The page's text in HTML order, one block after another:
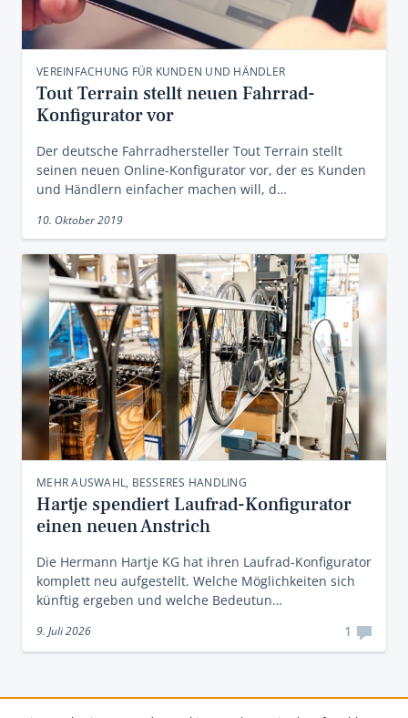
VEREINFACHUNG FÜR KUNDEN UND HÄNDLER
Tout Terrain stellt neuen Fahrrad-
Konfigurator vor
Der deutsche Fahrradhersteller Tout Terrain stellt
seinen neuen Online-Konfigurator vor, der es Kunden
und Händlern einfacher machen will, d…
10. Oktober 2019
MEHR AUSWAHL, BESSERES HANDLING
Hartje spendiert Laufrad-Konfigurator
einen neuen Anstrich
Die Hermann Hartje KG hat ihren Laufrad-Konfigurator
komplett neu aufgestellt. Welche Möglichkeiten sich
künftig ergeben und welche Bedeutun…
9. Juli 2026 1